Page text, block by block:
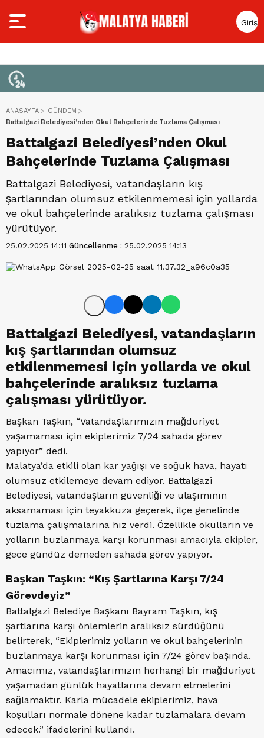
Giriş
Yap
ANASAYFA
GÜNDEM
Battalgazi Belediyesi’nden Okul Bahçelerinde Tuzlama Çalışması
Battalgazi Belediyesi’nden Okul
Bahçelerinde Tuzlama Çalışması
Battalgazi Belediyesi, vatandaşların kış
şartlarından olumsuz etkilenmemesi için yollarda
ve okul bahçelerinde aralıksız tuzlama çalışması
yürütüyor.
25.02.2025 14:11 Güncellenme : 25.02.2025 14:13
Battalgazi Belediyesi, vatandaşların
kış şartlarından olumsuz
etkilenmemesi için yollarda ve okul
bahçelerinde aralıksız tuzlama
çalışması yürütüyor.
Başkan Taşkın, “Vatandaşlarımızın mağduriyet
yaşamaması için ekiplerimiz 7/24 sahada görev
yapıyor” dedi.
Malatya’da etkili olan kar yağışı ve soğuk hava, hayatı
olumsuz etkilemeye devam ediyor. Battalgazi
Belediyesi, vatandaşların güvenliği ve ulaşımının
aksamaması için teyakkuza geçerek, ilçe genelinde
tuzlama çalışmalarına hız verdi. Özellikle okulların ve
yolların buzlanmaya karşı korunması amacıyla ekipler,
gece gündüz demeden sahada görev yapıyor.
Başkan Taşkın: “Kış Şartlarına Karşı 7/24
Görevdeyiz”
Battalgazi Belediye Başkanı Bayram Taşkın, kış
şartlarına karşı önlemlerin aralıksız sürdüğünü
belirterek, “Ekiplerimiz yolların ve okul bahçelerinin
buzlanmaya karşı korunması için 7/24 görev başında.
Amacımız, vatandaşlarımızın herhangi bir mağduriyet
yaşamadan günlük hayatlarına devam etmelerini
sağlamaktır. Karla mücadele ekiplerimiz, hava
koşulları normale dönene kadar tuzlamalara devam
edecek.” ifadelerini kullandı.